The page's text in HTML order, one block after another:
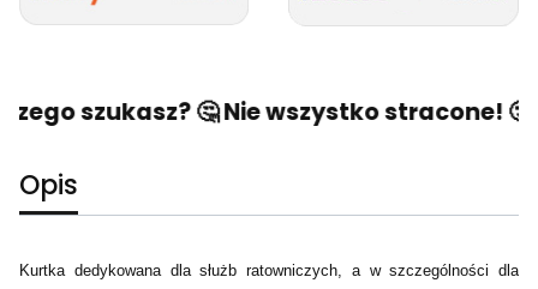
szukasz? 🤔 Nie wszystko stracone! 🙂
Opis
Kurtka dedykowana dla służb ratowniczych, a w szczególności dla